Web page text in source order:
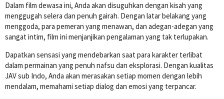
Dalam film dewasa ini, Anda akan disuguhkan dengan kisah yang
menggugah selera dan penuh gairah. Dengan latar belakang yang
menggoda, para pemeran yang menawan, dan adegan-adegan yang
sangat intim, film ini menjanjikan pengalaman yang tak terlupakan.
Dapatkan sensasi yang mendebarkan saat para karakter terlibat
dalam permainan yang penuh nafsu dan eksplorasi. Dengan kualitas
JAV sub Indo, Anda akan merasakan setiap momen dengan lebih
mendalam, memahami setiap dialog dan emosi yang terpancar.